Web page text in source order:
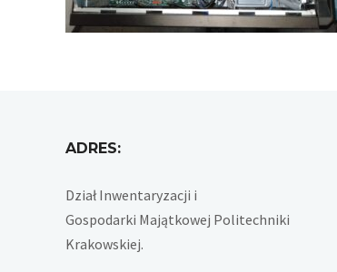
ADRES:
Dział Inwentaryzacji i
Gospodarki Majątkowej Politechniki
Krakowskiej.